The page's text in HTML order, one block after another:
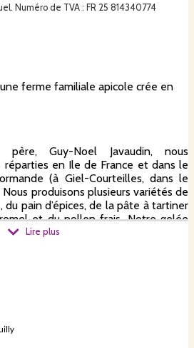
Numéro de TVA : FR 25 814340774
une ferme familiale apicole crée en
Guy-Noel Javaudin, nous
en Ile de France et dans le
(à Giel-Courteilles, dans le
produisons plusieurs variétés de
pain d’épices, de la pâte à tartiner
et du pollen frais. Notre gelée
des charges "GRF", Gelée Royale
: ils sont exclusivement issus de nos
Nos ruches sont réparties
Lire plus